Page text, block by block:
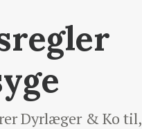
Dyrlæger & Ko til,